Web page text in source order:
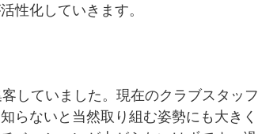
性化していきます。
していました。現在のクラブスタッフ
らないと当然取り組む姿勢にも大きく